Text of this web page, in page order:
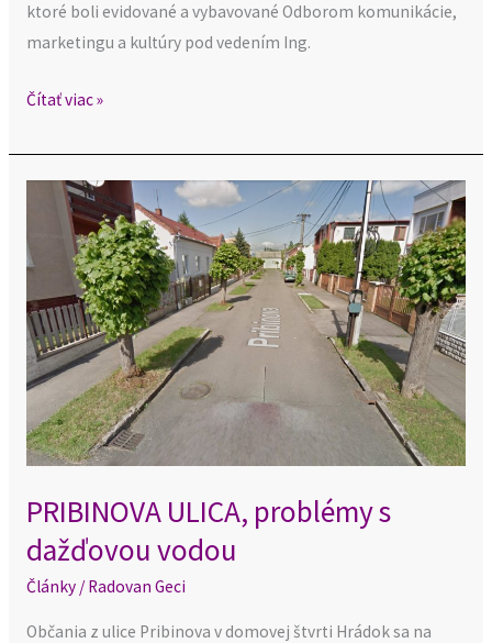
ktoré boli evidované a vybavované Odborom komunikácie,
marketingu a kultúry pod vedením Ing.
Čítať viac »
PRIBINOVA ULICA, problémy s
dažďovou vodou
Články/ Radovan Geci
Občania z ulice Pribinova v domovej štvrti Hrádok sa na
PRIBINOVA
ULICA,
problémy
dažďovou
vodou